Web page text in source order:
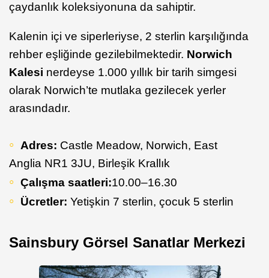
çaydanlık koleksiyonuna da sahiptir.
Kalenin içi ve siperleriyse, 2 sterlin karşılığında
rehber eşliğinde gezilebilmektedir. Norwich
Kalesi nerdeyse 1.000 yıllık bir tarih simgesi
olarak Norwich’te mutlaka gezilecek yerler
arasındadır.
Adres: Castle Meadow, Norwich, East
Anglia NR1 3JU, Birleşik Krallık
Çalışma saatleri:10.00–16.30
Ücretler: Yetişkin 7 sterlin, çocuk 5 sterlin
Sainsbury Görsel Sanatlar Merkezi